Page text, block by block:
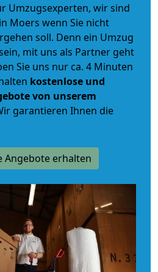
Umzugsexperten, wir sind
Moers wenn Sie nicht
soll. Denn ein Umzug
mit uns als Partner geht
Sie uns nur ca. 4 Minuten
kostenlose und
von unserem
garantieren Ihnen die
Angebote erhalten